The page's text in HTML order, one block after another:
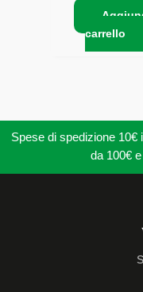
carrello
Spese di spedizione 10€
da 100€